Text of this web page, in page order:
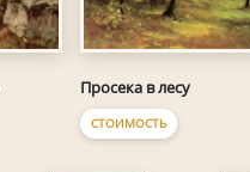
Просека в лесу
СТОИМОСТЬ